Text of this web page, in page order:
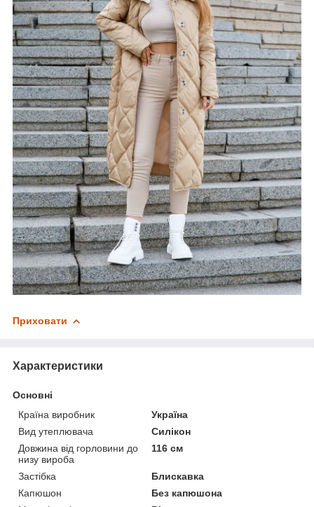
Приховати
Характеристики
Основні
Країна виробник
Україна
Вид утеплювача
Силікон
Довжина від горловини до
низу вироба
116 см
Застібка
Блискавка
Капюшон
Без капюшона